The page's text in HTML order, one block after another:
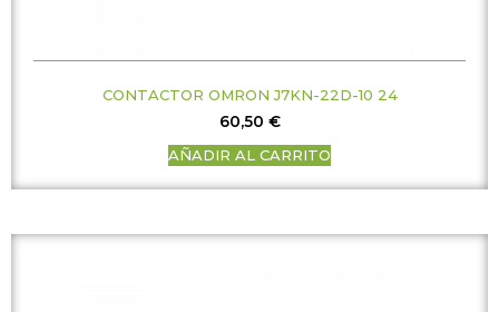
CONTACTOR OMRON J7KN-22D-10 24
60,50 €
AÑADIR AL CARRITO